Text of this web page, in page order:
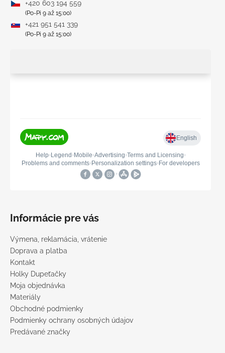
+420 603 194 559
(Po-Pi 9 až 15:00)
+421 951 541 339
(Po-Pi 9 až 15:00)
Informácie pre vás
Výmena, reklamácia, vrátenie
Doprava a platba
Kontakt
Holky Dupeťačky
Moja objednávka
Materiály
Obchodné podmienky
Podmienky ochrany osobných údajov
Predávané značky